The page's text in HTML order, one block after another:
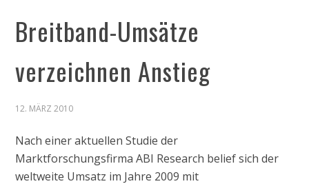
Breitband-Umsätze
verzeichnen Anstieg
12. MÄRZ 2010
Nach einer aktuellen Studie der
Marktforschungsfirma ABI Research belief sich der
weltweite Umsatz im Jahre 2009 mit